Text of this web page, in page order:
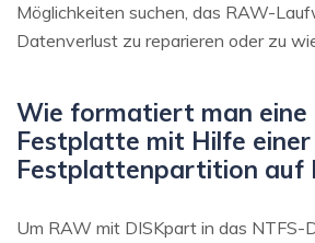
Möglichkeiten suchen, das RAW-
Datenverlust zu reparieren oder zu
Wie formatiert man eine
Festplatte mit Hilfe einer
Festplattenpartition auf
Um RAW mit DISKpart in das NTFS-